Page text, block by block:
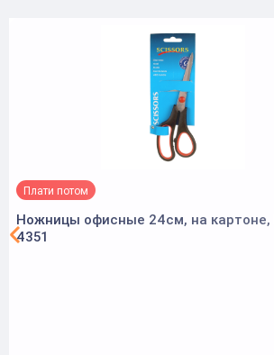
Плати потом
Ножницы офисные 24см, на картоне,
4351